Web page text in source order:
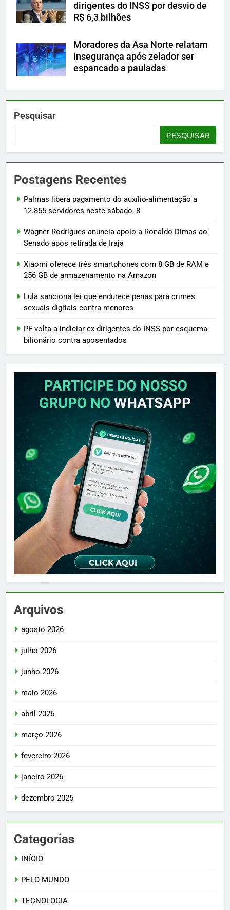
dirigentes do INSS por desvio de
R$ 6,3 bilhões
Moradores da Asa Norte relatam
insegurança após zelador ser
espancado a pauladas
Pesquisar
PESQUISAR
Postagens Recentes
Palmas libera pagamento do auxílio-alimentação a
12.855 servidores neste sábado, 8
Wagner Rodrigues anuncia apoio a Ronaldo Dimas ao
Senado após retirada de Irajá
Xiaomi oferece três smartphones com 8 GB de RAM e
256 GB de armazenamento na Amazon
Lula sanciona lei que endurece penas para crimes
sexuais digitais contra menores
PF volta a indiciar ex-dirigentes do INSS por esquema
bilionário contra aposentados
Arquivos
agosto 2026
julho 2026
junho 2026
maio 2026
abril 2026
março 2026
fevereiro 2026
janeiro 2026
dezembro 2025
Categorias
INÍCIO
PELO MUNDO
TECNOLOGIA